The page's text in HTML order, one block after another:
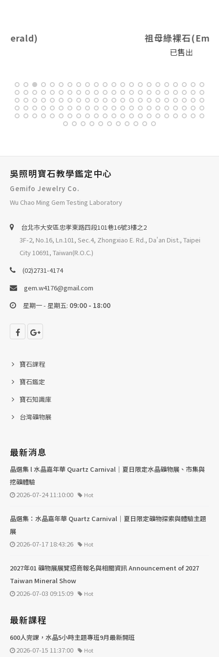
祖母綠裸石(Emerald)
吳照明寶石教學鑑定中心
Gemifo Jewelry Co.
Wu Chao Ming Gem Testing Laboratory
台北巿大安區忠孝東路四段101巷16號3樓之2
3F-2, No.16, Ln.101, Sec.4, Zhongxiao E. Rd., Da'an Dist., Taipei
City 10691, Taiwan(R.O.C.)
(02)2731-4174
gem.w4176@gmail.com
星期一 - 星期五: 09:00 - 18:00
寶石課程
寶石鑑定
寶石知識庫
台灣礦物展
最新消息
晶選集 l 水晶嘉年華 Quartz Carnival｜夏日限定水晶礦物展、市集與
挖礦體驗
2026-07-24 11:10:00
Hot
晶選集：水晶嘉年華 Quartz Carnival｜夏日限定礦物探索與體驗主題
展
2026-07-17 18:43:26
Hot
2027年01 礦物展展覽招商報名與相關資訊 Announcement of 2027
Taiwan Mineral Show
2026-07-03 09:15:09
Hot
最新課程
600人完課，水晶5小時主題專班9月最新開班
2026-07-15 11:37:00
Hot